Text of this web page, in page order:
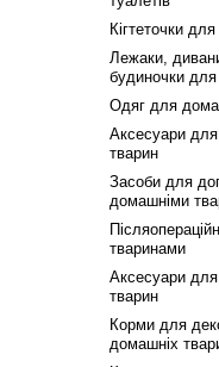
Кігтеточки для
Лежаки,
будиночки для
Одяг для
Аксесуари
тварин
Засоби для
домашніми
тваринами
Аксесуари
тварин
Корми для
домашніх